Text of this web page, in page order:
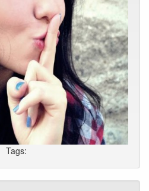
Tags: